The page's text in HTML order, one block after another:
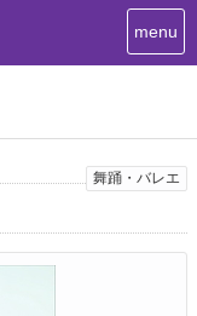
T
o
n
i
menu
舞踊・バレエ